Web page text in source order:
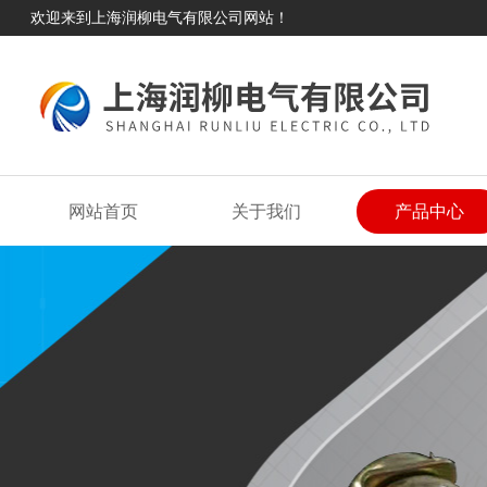
欢迎来到上海润柳电气有限公司网站！
网站首页 关于我们 产品中心